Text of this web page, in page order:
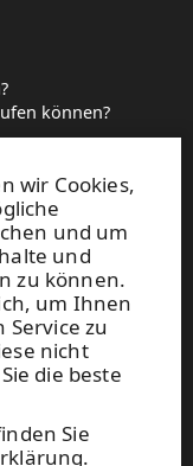
wir Cookies,
und um
und
zu können.
um Ihnen
zu
nicht
die beste
Sie
.
können?